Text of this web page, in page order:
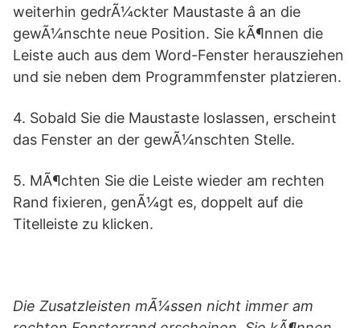
weiterhin gedrÃ¼ckter Maustaste â an die
gewÃ¼nschte neue Position. Sie kÃ¶nnen die
Leiste auch aus dem Word-Fenster herausziehen
und sie neben dem Programmfenster platzieren.
4. Sobald Sie die Maustaste loslassen, erscheint
das Fenster an der gewÃ¼nschten Stelle.
5. MÃ¶chten Sie die Leiste wieder am rechten
Rand fixieren, genÃ¼gt es, doppelt auf die
Titelleiste zu klicken.
Die Zusatzleisten mÃ¼ssen nicht immer am